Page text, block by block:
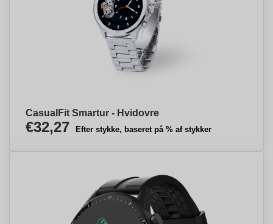
CasualFit Smartur - Hvidovre
€32,27 Efter stykke, baseret på % af stykker